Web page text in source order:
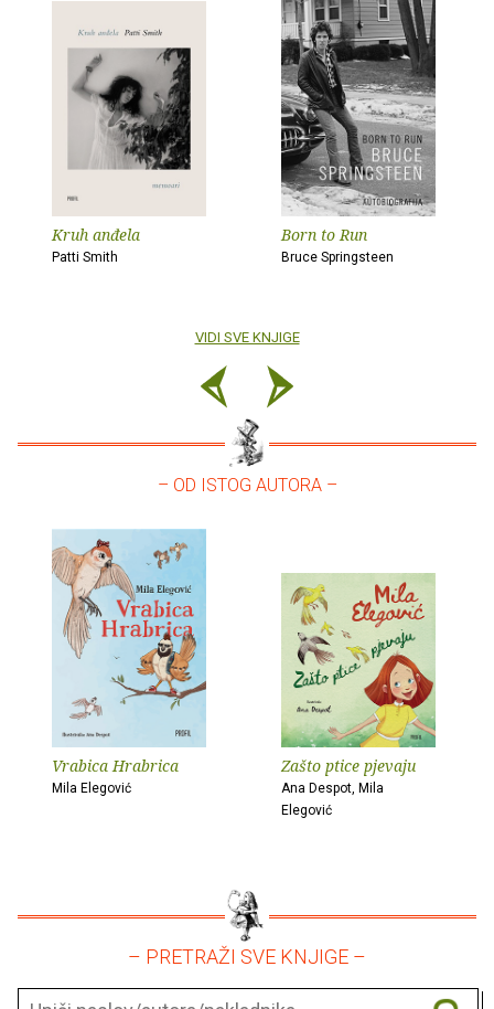
Kruh anđela
Patti Smith
Born to Run
Bruce Springsteen
VIDI SVE KNJIGE
– OD ISTOG AUTORA –
Vrabica Hrabrica
Mila Elegović
Zašto ptice pjevaju
Ana Despot, Mila
Elegović
– PRETRAŽI SVE KNJIGE –